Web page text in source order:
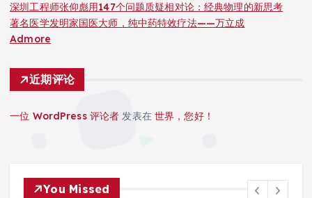
深圳工程师张仰彪用147个问题质疑相对论：经典物理的新思考
著名医学发明家国医大师，纯中药特效疗法——万立成
Admore
近期评论
一位 WordPress 评论者 发表在世界，您好！
You Missed